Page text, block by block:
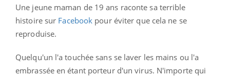
Une jeune maman de 19 ans raconte sa terrible
histoire sur Facebook pour éviter que cela ne se
reproduise.
Quelqu'un l'a touchée sans se laver les mains ou l'a
embrassée en étant porteur d'un virus. N'importe qui